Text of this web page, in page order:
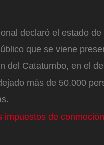
declaró el estado de
que se viene
del Catatumbo, en el
más de 50.000
impuestos de